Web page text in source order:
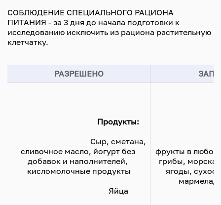
СОБЛЮДЕНИЕ СПЕЦИАЛЬНОГО РАЦИОНА
ПИТАНИЯ - за 3 дня до начала подготовки к
исследованию исключить из рациона растительную
клетчатку.
РАЗРЕШЕНО
Продукты:
сливочное масло, йогурт без
добавок и наполнителей,
кисломолочные продукты
					Яйца
фрукты в любом
грибы,
ягоды,